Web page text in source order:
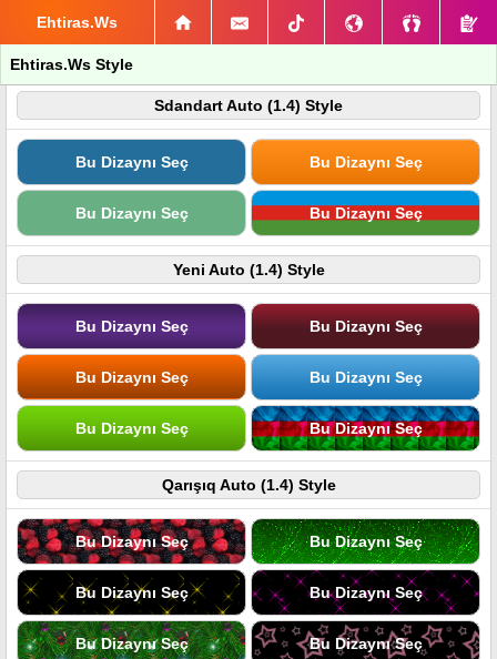
Ehtiras.Ws
Ehtiras.Ws Style
Sdandart Auto (1.4) Style
Bu Dizaynı Seç Bu Dizaynı Seç
Bu Dizaynı Seç Bu Dizaynı Seç
Yeni Auto (1.4) Style
Bu Dizaynı Seç Bu Dizaynı Seç
Bu Dizaynı Seç Bu Dizaynı Seç
Bu Dizaynı Seç Bu Dizaynı Seç
Qarışıq Auto (1.4) Style
Bu Dizaynı Seç Bu Dizaynı Seç
Bu Dizaynı Seç Bu Dizaynı Seç
Bu Dizaynı Seç Bu Dizaynı Seç